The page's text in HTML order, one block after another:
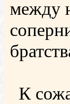
между
К